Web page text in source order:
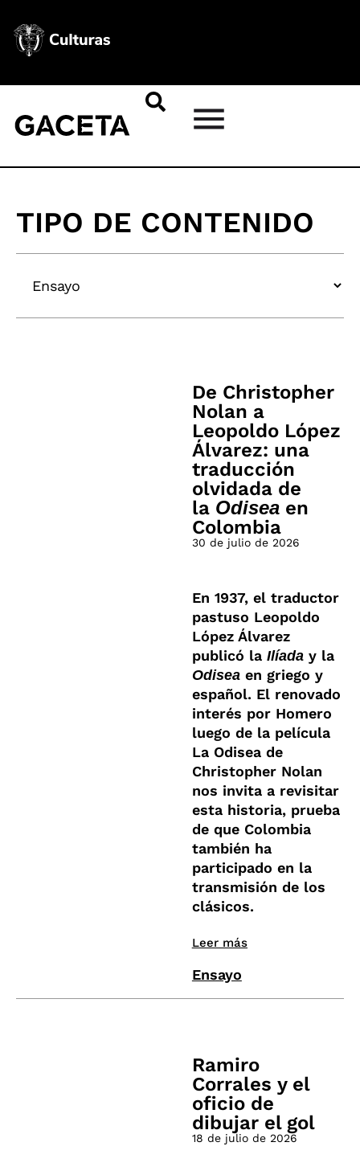
TIPO DE CONTENIDO
De Christopher
Nolan a
Leopoldo López
Álvarez: una
traducción
olvidada de
la Odiseaen
Colombia
30 de julio de 2026
En 1937, el traductor
pastuso Leopoldo
López Álvarez
publicó la Ilíaday la
Odiseaen griego y
español. El renovado
interés por Homero
luego de la película
La Odisea de
Christopher Nolan
nos invita a revisitar
esta historia, prueba
de que Colombia
también ha
participado en la
transmisión de los
clásicos.
Leer más
Ensayo
Ramiro
Corrales y el
oficio de
dibujar el gol
18 de julio de 2026